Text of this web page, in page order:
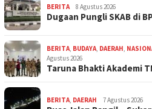
BERITA 8 Agustus 2026
Dugaan Pungli SKAB di
BERITA, BUDAYA, DAERAH,
Agustus 2026
Taruna Bhakti Akademi
BERITA, DAERAH 7 Agustus 2026